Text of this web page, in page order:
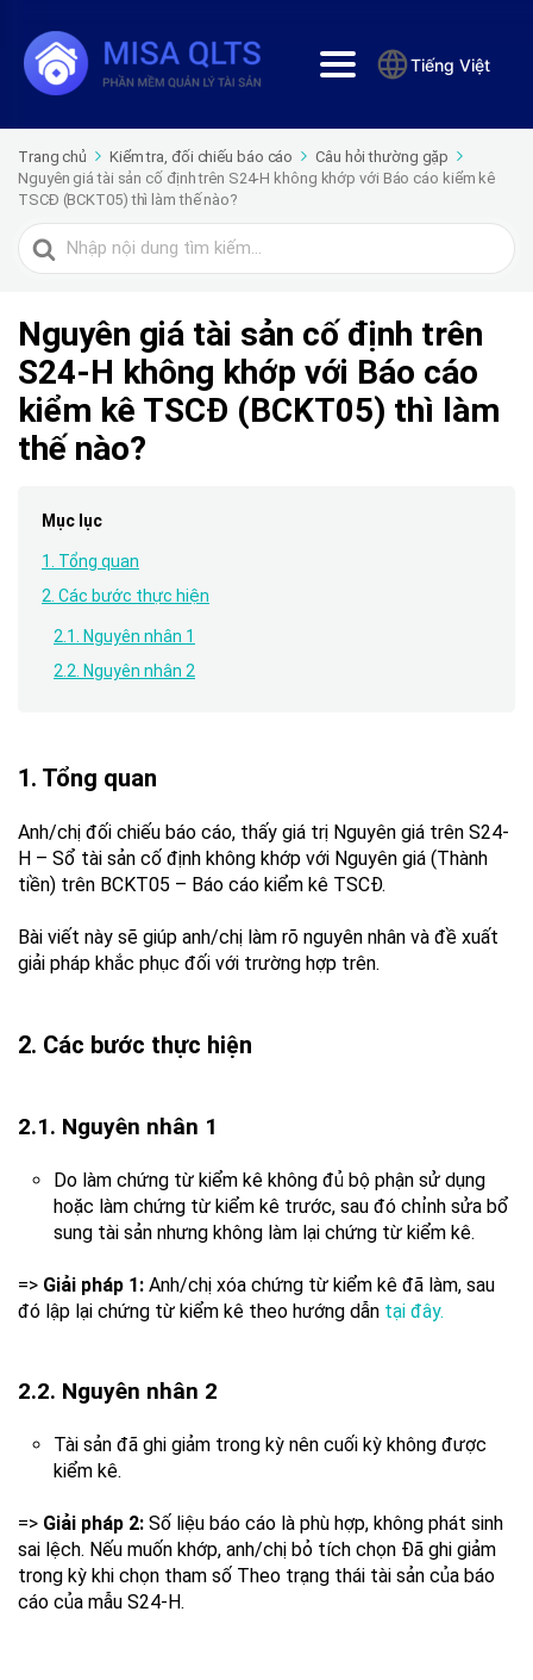
Tiếng Việt
Trang chủ Kiểm tra, đối chiếu báo cáo
Câu hỏi thường gặp
Nguyên giá tài sản cố định trên S24-H không khớp với Báo cáo kiểm kê
TSCĐ (BCKT05) thì làm thế nào?
Tìm
kiếm
Nguyên giá tài sản cố định trên
S24-H không khớp với Báo cáo
kiểm kê TSCĐ (BCKT05) thì làm
thế nào?
Mục lục
1. Tổng quan
2. Các bước thực hiện
2.1. Nguyên nhân 1
2.2. Nguyên nhân 2
1. Tổng quan
Anh/chị đối chiếu báo cáo, thấy giá trị Nguyên giá trên S24-
H – Sổ tài sản cố định không khớp với Nguyên giá (Thành
tiền) trên BCKT05 – Báo cáo kiểm kê TSCĐ.
Bài viết này sẽ giúp anh/chị làm rõ nguyên nhân và đề xuất
giải pháp khắc phục đối với trường hợp trên.
2. Các bước thực hiện
2.1. Nguyên nhân 1
Do làm chứng từ kiểm kê không đủ bộ phận sử dụng
hoặc làm chứng từ kiểm kê trước, sau đó chỉnh sửa bổ
sung tài sản nhưng không làm lại chứng từ kiểm kê.
=> Giải pháp 1: Anh/chị xóa chứng từ kiểm kê đã làm, sau
đó lập lại chứng từ kiểm kê theo hướng dẫn tại đây.
2.2. Nguyên nhân 2
Tài sản đã ghi giảm trong kỳ nên cuối kỳ không được
kiểm kê.
=> Giải pháp 2: Số liệu báo cáo là phù hợp, không phát sinh
sai lệch. Nếu muốn khớp, anh/chị bỏ tích chọn Đã ghi giảm
trong kỳ khi chọn tham số Theo trạng thái tài sản của báo
cáo của mẫu S24-H.